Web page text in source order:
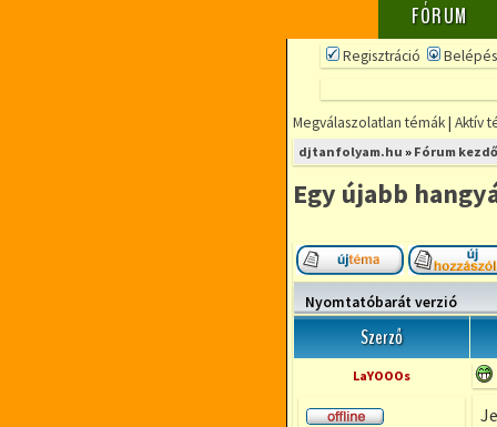
FÓRUM
Regisztráció Belépés
Megválaszolatlan témák| Aktív
djtanfolyam.hu » Fórum
Egy újabb
Új téma nyitása
Nyomtatóbarát verzió
Szerző
LaYOOOs